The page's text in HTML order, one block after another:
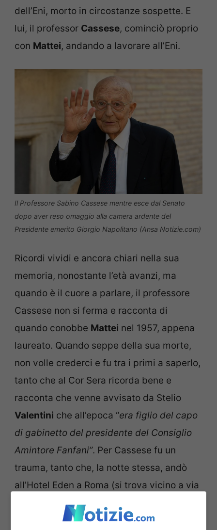
dell’Eni, morto in circostanze sospette. E
lui, il professor Cassese, cominciò proprio
con Mattei, andando a lavorare all’Eni.
Il Professore Sabino Cassese mentre esce dal Senato
dopo aver reso omaggio alla camera ardente del
Presidente emerito Giorgio Napolitano (Ansa Notizie.com)
Ricordi vividi e ancora chiari nella sua
memoria, nonostante l’età avanzi, ma
quando è il cuore a parlare, il professore
Cassese non si ferma e racconta di
quando conobbe Mattei nel 1957, appena
laureato. Quando seppe della sua morte,
non volle crederci e fu tra i primi a saperlo,
tanto che al Cor Sera ricorda bene e
racconta che venne avvisato da Stelio
Valentini che all’epoca “era figlio del capo
di gabinetto del presidente del Consiglio
Amintore Fanfani”. Per Cassese fu un
trauma, tanto che, la notte stessa, andò
all’Hotel Eden a Roma (si trova vicino a via
Veneto) dove il patron dell’Eni viveva.